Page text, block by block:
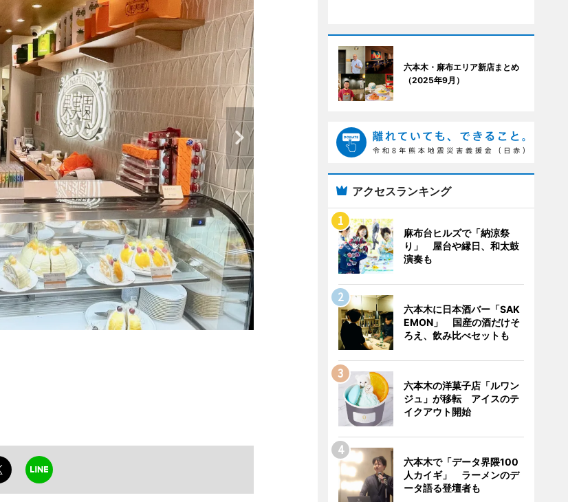
六本木・麻布エリア新店まとめ
（2025年9月）
アクセスランキング
麻布台ヒルズで「納涼祭
り」 屋台や縁日、和太鼓
演奏も
六本木に日本酒バー「SAK
EMON」 国産の酒だけそ
ろえ、飲み比べセットも
六本木の洋菓子店「ルワン
ジュ」が移転 アイスのテ
イクアウト開始
六本木で「データ界隈100
人カイギ」 ラーメンのデ
ータ語る登壇者も